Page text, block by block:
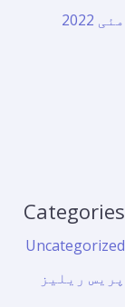
مئی 2022
Categories
Uncategorized
پریس ریلیز